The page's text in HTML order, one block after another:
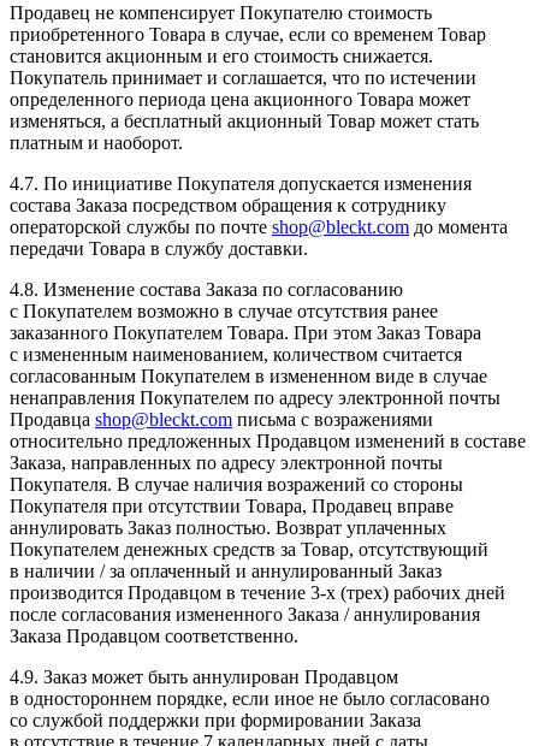
Продавец не компенсирует Покупателю стоимость
приобретенного Товара в случае, если со временем Товар
становится акционным и его стоимость снижается.
Покупатель принимает и соглашается, что по истечении
определенного периода цена акционного Товара может
изменяться, а бесплатный акционный Товар может стать
платным и наоборот.
4.7. По инициативе Покупателя допускается изменения
состава Заказа посредством обращения к сотруднику
операторской службы по почте shop@bleckt.com до момента
передачи Товара в службу доставки.
4.8. Изменение состава Заказа по согласованию
с Покупателем возможно в случае отсутствия ранее
заказанного Покупателем Товара. При этом Заказ Товара
с измененным наименованием, количеством считается
согласованным Покупателем в измененном виде в случае
ненаправления Покупателем по адресу электронной почты
Продавца shop@bleckt.com письма с возражениями
относительно предложенных Продавцом изменений в составе
Заказа, направленных по адресу электронной почты
Покупателя. В случае наличия возражений со стороны
Покупателя при отсутствии Товара, Продавец вправе
аннулировать Заказ полностью. Возврат уплаченных
Покупателем денежных средств за Товар, отсутствующий
в наличии / за оплаченный и аннулированный Заказ
производится Продавцом в течение 3-х (трех) рабочих дней
после согласования измененного Заказа / аннулирования
Заказа Продавцом соответственно.
4.9. Заказ может быть аннулирован Продавцом
в одностороннем порядке, если иное не было согласовано
со службой поддержки при формировании Заказа
в отсутствие в течение 7 календарных дней с даты